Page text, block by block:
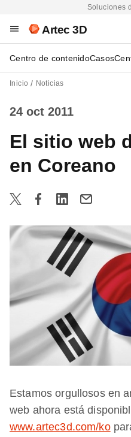
Soluciones
Artec 3D
Centro de contenidoCasos
Inicio Noticias
24 oct 2011
El sitio web
en Coreano
Estamos orgullosos en
web ahora está
www.artec3d.com/ko